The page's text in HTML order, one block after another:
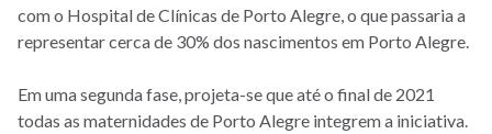
com o Hospital de Clínicas de Porto Alegre, o que passaria a
representar cerca de 30% dos nascimentos em Porto Alegre.
Em uma segunda fase, projeta-se que até o final de 2021
todas as maternidades de Porto Alegre integrem a iniciativa.